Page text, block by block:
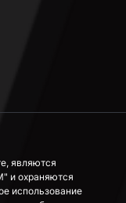
являются
и охраняются
использование